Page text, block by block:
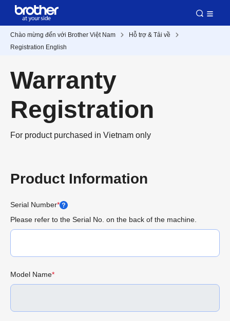
Chào mừng đến với Brother Việt Nam
Hỗ trợ & Tải về
Registration English
Warranty
Registration
For product purchased in Vietnam only
Product Information
Serial Number*
Please refer to the Serial No. on the back of the machine.
Model Name*